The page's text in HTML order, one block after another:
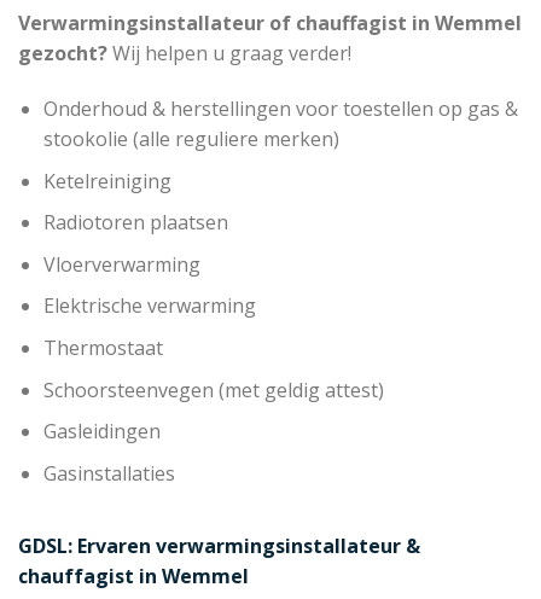
Verwarmingsinstallateur of chauffagist in Wemmel
gezocht?Wij helpen u graag verder!
Onderhoud & herstellingen voor toestellen op gas &
stookolie (alle reguliere merken)
Ketelreiniging
Radiotoren plaatsen
Vloerverwarming
Elektrische verwarming
Thermostaat
Schoorsteenvegen (met geldig attest)
Gasleidingen
Gasinstallaties
GDSL: Ervaren verwarmingsinstallateur &
chauffagist in Wemmel